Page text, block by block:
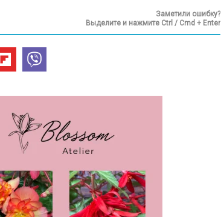
Заметили ошибку?
Выделите и нажмите Ctrl / Cmd + Enter